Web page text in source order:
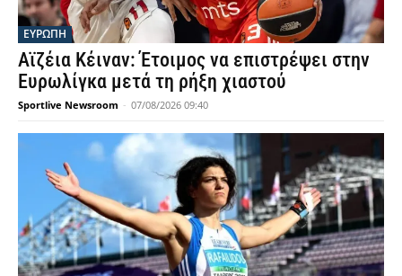
ΕΥΡΩΠΗ
Αϊζέια Κέιναν: Έτοιμος να επιστρέψει στην
Ευρωλίγκα μετά τη ρήξη χιαστού
Sportlive Newsroom - 07/08/2026 09:40